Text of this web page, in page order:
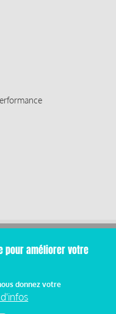
parCafffeine
pour améliorer votre
donnez votre